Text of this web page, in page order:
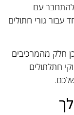
להתחבר עם
עבור גורי חתולים
חלק מהמרכיבים
חתלתולים